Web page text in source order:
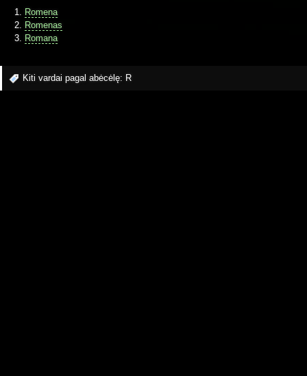
Romena
Romenas
Romana
Kiti vardai pagal abėcėlę: R